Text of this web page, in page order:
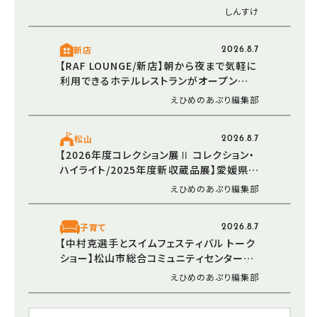
しんすけ
新店 2026.8.7
【RAF LOUNGE/新店】朝から夜まで気軽に
利用できるホテルレストランがオープン
（2026/5/30 愛媛/松山市）えひめのあぷり編集部
松山 2026.8.7
【2026年度コレクション展Ⅱ コレクション・
ハイライト/2025年度新収蔵品展】愛媛県美
術館で新たなアートと出会う感動のひとと
えひめのあぷり編集部
子育て 2026.8.7
【中村克選手とスイムフェスティバル トーク
ショー】松山市総合コミュニティセンターで
水泳について楽しく学ぼう（愛媛/松山市）
えひめのあぷり編集部